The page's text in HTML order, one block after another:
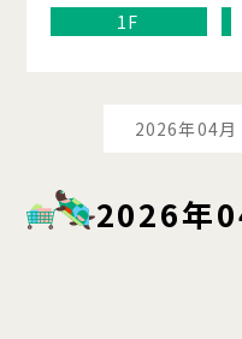
1F
2026年04月
2026年